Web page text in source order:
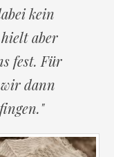
kein
aber
fest. Für
dann